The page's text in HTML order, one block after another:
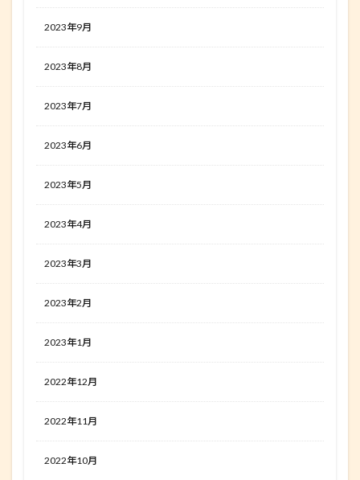
2023年9月
2023年8月
2023年7月
2023年6月
2023年5月
2023年4月
2023年3月
2023年2月
2023年1月
2022年12月
2022年11月
2022年10月